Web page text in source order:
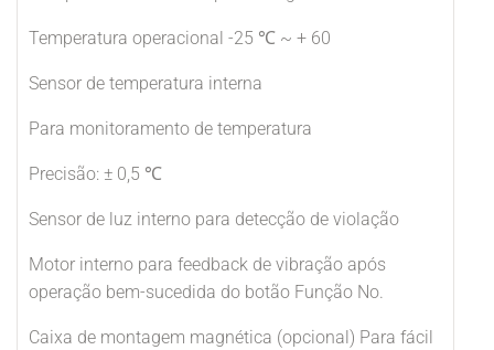
Temperatura operacional -25 ℃ ~ + 60
Sensor de temperatura interna
Para monitoramento de temperatura
Precisão: ± 0,5 ℃
Sensor de luz interno para detecção de violação
Motor interno para feedback de vibração após
operação bem-sucedida do botão Função No.
Caixa de montagem magnética (opcional) Para fácil